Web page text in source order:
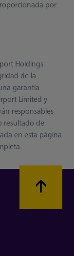
por
Holdings
de la
garantía
Limited y
responsables
resultado de
en esta página